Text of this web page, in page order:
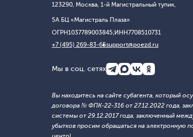
123290, Москва, 1-й Магистральный тупик,
5А БЦ «Магистраль Плаза»
ОГРН1037789003845;ИНН7708510731
+7 (495) 269-83-65support@poezd.ru
Мы в соц. сетях
Вы находитесь на сайте субагента, который
договора № ФПК-22-316 от 27.12.2022 года,
системы от 29.12.2017 года, заключенный
убытков просим обращаться на электронную